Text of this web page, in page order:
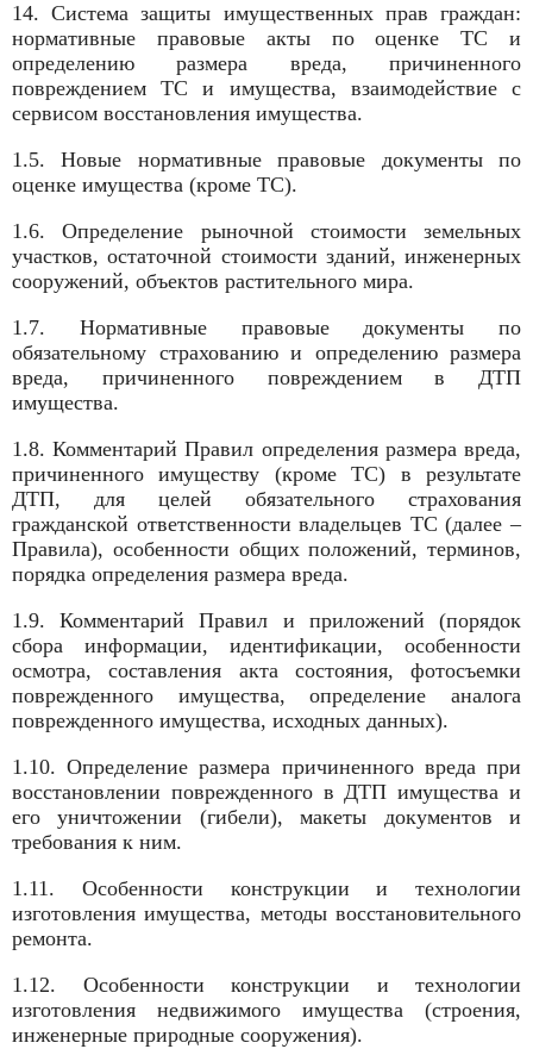
14. Система защиты имущественных прав граждан:
нормативные правовые акты по оценке ТС и
определению размера вреда, причиненного
повреждением ТС и имущества, взаимодействие с
сервисом восстановления имущества.
1.5. Новые нормативные правовые документы по
оценке имущества (кроме ТС).
1.6. Определение рыночной стоимости земельных
участков, остаточной стоимости зданий, инженерных
сооружений, объектов растительного мира.
1.7. Нормативные правовые документы по
обязательному страхованию и определению размера
вреда, причиненного повреждением в ДТП
имущества.
1.8. Комментарий Правил определения размера вреда,
причиненного имуществу (кроме ТС) в результате
ДТП, для целей обязательного страхования
гражданской ответственности владельцев ТС (далее –
Правила), особенности общих положений, терминов,
порядка определения размера вреда.
1.9. Комментарий Правил и приложений (порядок
сбора информации, идентификации, особенности
осмотра, составления акта состояния, фотосъемки
поврежденного имущества, определение аналога
поврежденного имущества, исходных данных).
1.10. Определение размера причиненного вреда при
восстановлении поврежденного в ДТП имущества и
его уничтожении (гибели), макеты документов и
требования к ним.
1.11. Особенности конструкции и технологии
изготовления имущества, методы восстановительного
ремонта.
1.12. Особенности конструкции и технологии
изготовления недвижимого имущества (строения,
инженерные природные сооружения).